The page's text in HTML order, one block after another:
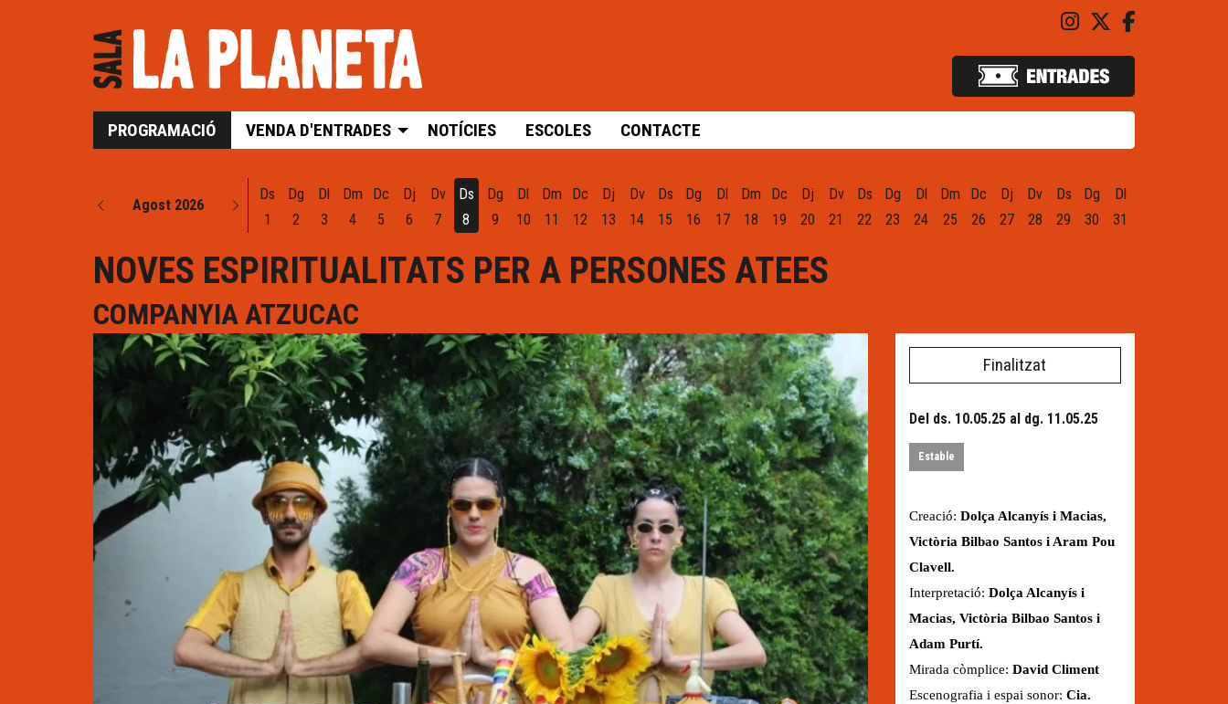
Link a instagram
Link a twitter
Link a
PROGRAMACIÓ VENDA D'ENTRADES NOTÍCIES ESCOLES CONTACTE
Agost 2026
Ds
1
Dg
2
Dl
3
Dm
4
Dc
5
Dj
6
Dv
7
Ds
8
Dg
9
Dl
10
Dm
11
Dc
12
Dj
13
Dv
14
Ds
15
Dg
16
Dl
17
Dm
18
Dc
19
Dj
20
Dv
21
Ds
22
Dg
23
Dl
24
Dm
25
Dc
26
Dj
27
Dv
28
Ds
29
Dg
30
Dl
31
NOVES ESPIRITUALITATS PER A PERSONES ATEES
COMPANYIA ATZUCAC
Finalitzat
Del ds. 10.05.25al dg. 11.05.25
Estable
Creació: Dolça Alcanyís i Macias,
Victòria Bilbao Santos i Aram Pou
Clavell.
Interpretació: Dolça Alcanyís i
Macias, Victòria Bilbao Santos i
Adam Purtí.
Mirada còmplice: David Climent
Escenografia i espai sonor: Cia.